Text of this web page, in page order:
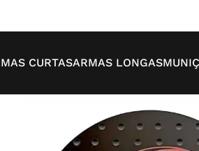
CURTASARMAS LONGAS